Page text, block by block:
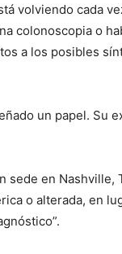
volviendo cada
colonoscopia o
a los posibles
un papel.
sede en
o alterada, en